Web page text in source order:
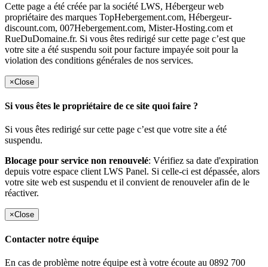
Cette page a été créée par la société LWS, Hébergeur web
propriétaire des marques TopHebergement.com, Hébergeur-
discount.com, 007Hebergement.com, Mister-Hosting.com et
RueDuDomaine.fr. Si vous êtes redirigé sur cette page c’est que
votre site a été suspendu soit pour facture impayée soit pour la
violation des conditions générales de nos services.
×Close
Si vous êtes le propriétaire de ce site quoi faire ?
Si vous êtes redirigé sur cette page c’est que votre site a été
suspendu.
Blocage pour service non renouvelé: Vérifiez sa date d'expiration
depuis votre espace client LWS Panel. Si celle-ci est dépassée, alors
votre site web est suspendu et il convient de renouveler afin de le
réactiver.
×Close
Contacter notre équipe
En cas de problème notre équipe est à votre écoute au 0892 700